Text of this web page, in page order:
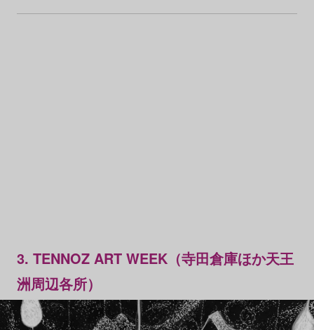
3. TENNOZ ART WEEK（寺田倉庫ほか天王
洲周辺各所）